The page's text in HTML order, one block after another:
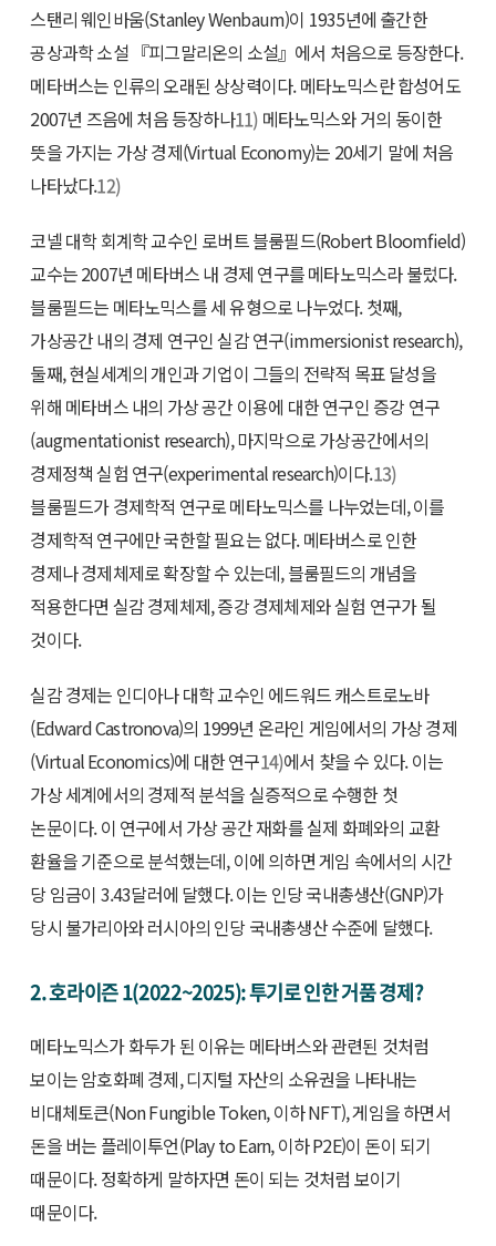
스탠리 웨인바움(Stanley Wenbaum)이 1935년에 출간한
공상과학 소설 『피그말리온의 소설』에서 처음으로 등장한다.
메타버스는 인류의 오래된 상상력이다. 메타노믹스란 합성어도
2007년 즈음에 처음 등장하나11) 메타노믹스와 거의 동이한
뜻을 가지는 가상 경제(Virtual Economy)는 20세기 말에 처음
나타났다.12)
코넬 대학 회계학 교수인 로버트 블룸필드(Robert Bloomfield)
교수는 2007년 메타버스 내 경제 연구를 메타노믹스라 불렀다.
블룸필드는 메타노믹스를 세 유형으로 나누었다. 첫째,
가상공간 내의 경제 연구인 실감 연구(immersionist research),
둘째, 현실세계의 개인과 기업이 그들의 전략적 목표 달성을
위해 메타버스 내의 가상 공간 이용에 대한 연구인 증강 연구
(augmentationist research), 마지막으로 가상공간에서의
경제정책 실험 연구(experimental research)이다.13)
블룸필드가 경제학적 연구로 메타노믹스를 나누었는데, 이를
경제학적 연구에만 국한할 필요는 없다. 메타버스로 인한
경제나 경제체제로 확장할 수 있는데, 블룸필드의 개념을
적용한다면 실감 경제체제, 증강 경제체제와 실험 연구가 될
것이다.
실감 경제는 인디아나 대학 교수인 에드워드 캐스트로노바
(Edward Castronova)의 1999년 온라인 게임에서의 가상 경제
(Virtual Economics)에 대한 연구14)에서 찾을 수 있다. 이는
가상 세계에서의 경제적 분석을 실증적으로 수행한 첫
논문이다. 이 연구에서 가상 공간 재화를 실제 화폐와의 교환
환율을 기준으로 분석했는데, 이에 의하면 게임 속에서의 시간
당 임금이 3.43달러에 달했다. 이는 인당 국내총생산(GNP)가
당시 불가리아와 러시아의 인당 국내총생산 수준에 달했다.
2. 호라이즌 1(2022~2025): 투기로 인한 거품 경제?
메타노믹스가 화두가 된 이유는 메타버스와 관련된 것처럼
보이는 암호화폐 경제, 디지털 자산의 소유권을 나타내는
비대체토큰(Non Fungible Token, 이하 NFT), 게임을 하면서
돈을 버는 플레이투언(Play to Earn, 이하 P2E)이 돈이 되기
때문이다. 정확하게 말하자면 돈이 되는 것처럼 보이기
때문이다.